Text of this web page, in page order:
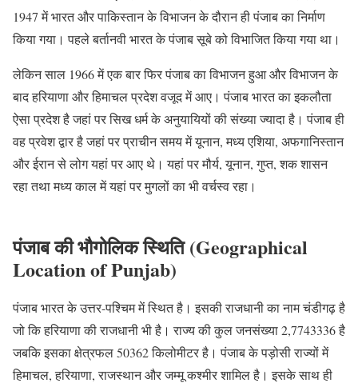
1947 में भारत और पाकिस्तान के विभाजन के दौरान ही पंजाब का निर्माण
किया गया। पहले बर्तानवी भारत के पंजाब सूबे को विभाजित किया गया था।
लेकिन साल 1966 में एक बार फिर पंजाब का विभाजन हुआ और विभाजन के
बाद हरियाणा और हिमाचल प्रदेश वजूद में आए। पंजाब भारत का इकलौता
ऐसा प्रदेश है जहां पर सिख धर्म के अनुयायियों की संख्या ज्यादा है। पंजाब ही
वह प्रवेश द्वार है जहां पर प्राचीन समय में यूनान, मध्य एशिया, अफगानिस्तान
और ईरान से लोग यहां पर आए थे। यहां पर मौर्य, यूनान, गुप्त, शक शासन
रहा तथा मध्य काल में यहां पर मुगलों का भी वर्चस्व रहा।
पंजाब की भौगोलिक स्थिति (Geographical
Location of Punjab)
पंजाब भारत के उत्तर-पश्चिम में स्थित है। इसकी राजधानी का नाम चंडीगढ़ है
जो कि हरियाणा की राजधानी भी है। राज्य की कुल जनसंख्या 2,7743336 है
जबकि इसका क्षेत्रफल 50362 किलोमीटर है। पंजाब के पड़ोसी राज्यों में
हिमाचल, हरियाणा, राजस्थान और जम्मू कश्मीर शामिल है। इसके साथ ही